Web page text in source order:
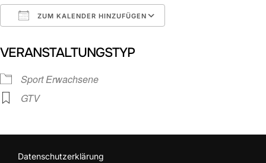
ZUM KALENDER HINZUFÜGEN
VERANSTALTUNGSTYP
Sport Erwachsene
GTV
Datenschutzerklärung